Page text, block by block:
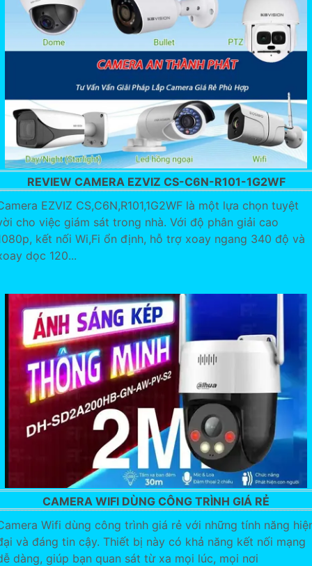
REVIEW CAMERA EZVIZ CS-C6N-R101-1G2WF
EZVIZ CS,C6N,R101,1G2WF là một lựa chọn tuyệt
cho việc giám sát trong nhà. Với độ phân giải cao
kết nối Wi,Fi ổn định, hỗ trợ xoay ngang 340 độ và
dọc 120...
CAMERA WIFI DÙNG CÔNG TRÌNH GIÁ RẺ
Wifi dùng công trình giá rẻ với những tính năng
và đáng tin cậy. Thiết bị này có khả năng kết nối mạng
dàng, giúp bạn quan sát từ xa mọi lúc, mọi nơi